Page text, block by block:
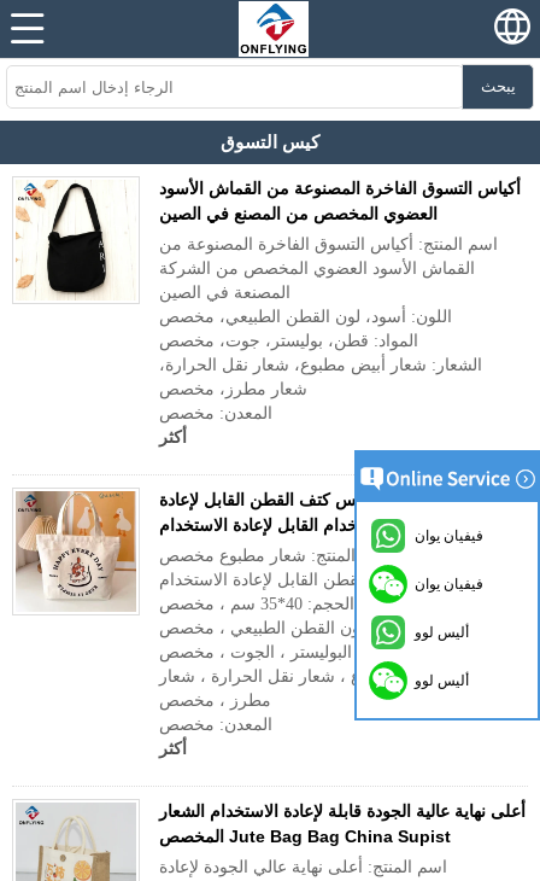
يبحث
كيس التسوق
أكياس التسوق الفاخرة المصنوعة من القماش الأسود
العضوي المخصص من المصنع في الصين
اسم المنتج: أكياس التسوق الفاخرة المصنوعة من
القماش الأسود العضوي المخصص من الشركة
المصنعة في الصين
اللون: أسود، لون القطن الطبيعي، مخصص
المواد: قطن، بوليستر، جوت، مخصص
الشعار: شعار أبيض مطبوع، شعار نقل الحرارة،
شعار مطرز، مخصص
المعدن: مخصص
أكثر
شعار مطبوع مخصص كيس كتف القطن القابل لإعادة
الاستخدام القابل لإعادة الاستخدام
اسم المنتج: شعار مطبوع مخصص Eco صديق
القطن القابل لإعادة الاستخدام.
الحجم: 40*35 سم ، مخصص
اللون: لون القطن الطبيعي ، مخصص
المواد: القطن ، البوليستر ، الجوت ، مخصص
الشعار: شعار مطبوع ، شعار نقل الحرارة ، شعار
مطرز ، مخصص
المعدن: مخصص
أكثر
أعلى نهاية عالية الجودة قابلة لإعادة الاستخدام الشعار
المخصص Jute Bag Bag China Supist
اسم المنتج: أعلى نهاية عالي الجودة لإعادة
فيفيان يوان
فيفيان يوان
أليس لوو
أليس لوو